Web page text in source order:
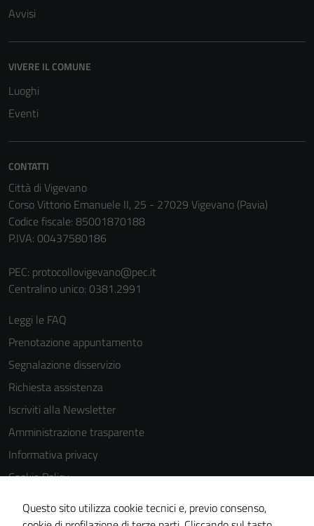
Avvisi
VIVERE IL COMUNE
Luoghi
Eventi
CONTATTI
Città di Vigevano
Corso Vittorio Emanuele II, 25 - 27029 Vigevano (Pavia)
Codice fiscale: 85001870188
P.IVA: 00437580186
PEC: protocollovigevano@pec.it
Centralino unico: 0381.2991
Leggi le FAQ
Prenotazione appuntamento
Segnalazione disservizio
Richiesta assistenza
Iscriviti alla Newsletter
Amministrazione trasparente
Informativa privacy
Cookie Policy
Media policy
Note legali
Questo sito utilizza cookie tecnici e, previo consenso,